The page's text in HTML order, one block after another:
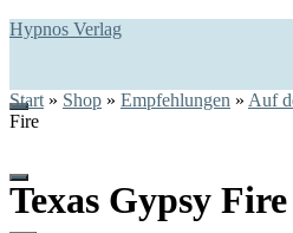
Hypnos Verlag
Start » Shop » Empfehlungen » Auf
Fire
Texas Gypsy Fire